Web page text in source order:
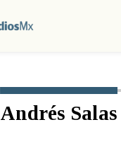
Andrés Salas